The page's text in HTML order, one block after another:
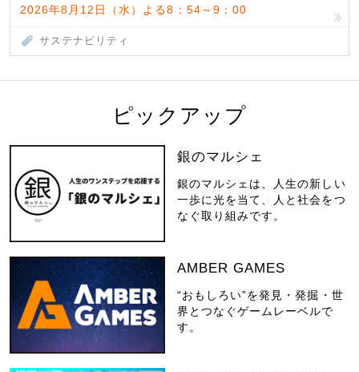
2026年8月12日（水）よる8：54～9：00
サステナビリティ
ピックアップ
銀のマルシェ
銀のマルシェは、人生の新しい
一歩に光を当て、人と社会をつ
なぐ取り組みです。
AMBER GAMES
“おもしろい”を発見・発掘・世
界とつなぐゲームレーベルで
す。